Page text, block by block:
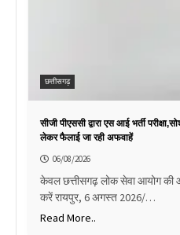
छत्तीसगढ़
सीजी पीएससी द्वारा एस आई भर्ती
लेकर फैलाई जा रही अफवाहें
06/08/2026
केवल छत्तीसगढ़ लोक सेवा आयोग की
करें रायपुर, 6 अगस्त 2026/…
Read More..